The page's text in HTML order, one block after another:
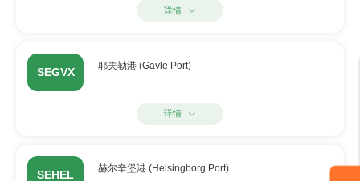
详情
SEGVX 耶夫勒港 (Gavle Port)
详情
SEHEL 赫尔辛堡港 (Helsingborg Port)